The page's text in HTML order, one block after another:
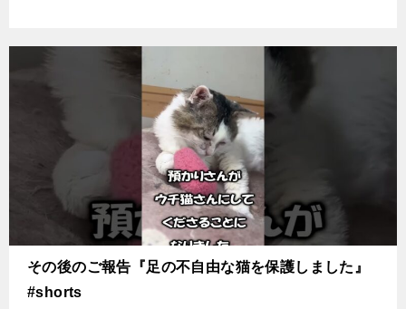
その後のご報告『足の不自由な猫を保護しました』
#shorts